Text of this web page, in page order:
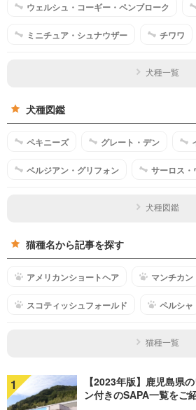
ウェルシュ・コーギー・ペンブローク
ミニチュア・シュナウザー チワワ
犬種一覧
犬種図鑑
ペキニーズ グレート・デン
ベルジアン・グリフォン サーロス
犬種図鑑
猫種名から記事を探す
アメリカンショートヘア マンチカン
スコティッシュフォールド ペルシャ
猫種一覧
1
【2023年版】鹿児島県
ン付きのSAPA一覧をご